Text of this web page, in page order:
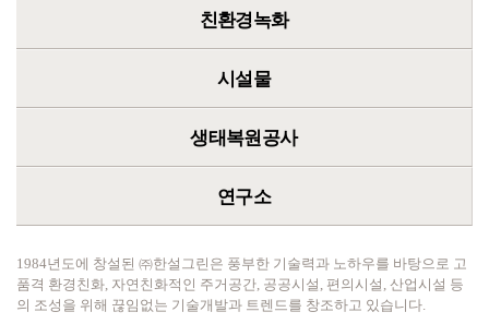
친환경녹화
시설물
생태복원공사
연구소
1984년도에 창설된 ㈜한설그린은 풍부한 기술력과 노하우를 바탕으로 고
품격 환경친화, 자연친화적인 주거공간, 공공시설, 편의시설, 산업시설 등
의 조성을 위해 끊임없는 기술개발과 트렌드를 창조하고 있습니다.